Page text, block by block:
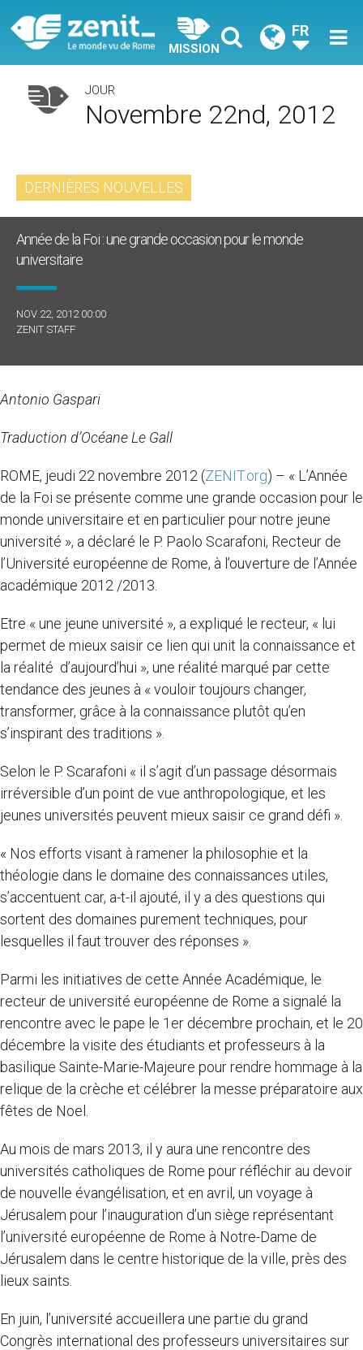
MISSION
FR
JOUR
Novembre 22nd, 2012
DERNIÈRES NOUVELLES
Année de la Foi : une grande occasion pour le monde
universitaire
NOV 22, 2012 00:00
ZENIT STAFF
Antonio Gaspari
Traduction d’Océane Le Gall
ROME, jeudi 22 novembre 2012 (ZENIT.org) – « L’Année
de la Foi se présente comme une grande occasion pour le
monde universitaire et en particulier pour notre jeune
université », a déclaré le P. Paolo Scarafoni, Recteur de
l’Université européenne de Rome, à l’ouverture de l’Année
académique 2012 /2013.
Etre « une jeune université », a expliqué le recteur, « lui
permet de mieux saisir ce lien qui unit la connaissance et
la réalité d’aujourd’hui », une réalité marqué par cette
tendance des jeunes à « vouloir toujours changer,
transformer, grâce à la connaissance plutôt qu’en
s’inspirant des traditions ».
Selon le P. Scarafoni « il s’agit d’un passage désormais
irréversible d’un point de vue anthropologique, et les
jeunes universités peuvent mieux saisir ce grand défi ».
« Nos efforts visant à ramener la philosophie et la
théologie dans le domaine des connaissances utiles,
s’accentuent car, a-t-il ajouté, il y a des questions qui
sortent des domaines purement techniques, pour
lesquelles il faut trouver des réponses ».
Parmi les initiatives de cette Année Académique, le
recteur de université européenne de Rome a signalé la
rencontre avec le pape le 1er décembre prochain, et le 20
décembre la visite des étudiants et professeurs à la
basilique Sainte-Marie-Majeure pour rendre hommage à la
relique de la crèche et célébrer la messe préparatoire aux
fêtes de Noel.
Au mois de mars 2013, il y aura une rencontre des
universités catholiques de Rome pour réfléchir au devoir
de nouvelle évangélisation, et en avril, un voyage à
Jérusalem pour l’inauguration d’un siège représentant
l’université européenne de Rome à Notre-Dame de
Jérusalem dans le centre historique de la ville, près des
lieux saints.
En juin, l’université accueillera une partie du grand
Congrès international des professeurs universitaires sur